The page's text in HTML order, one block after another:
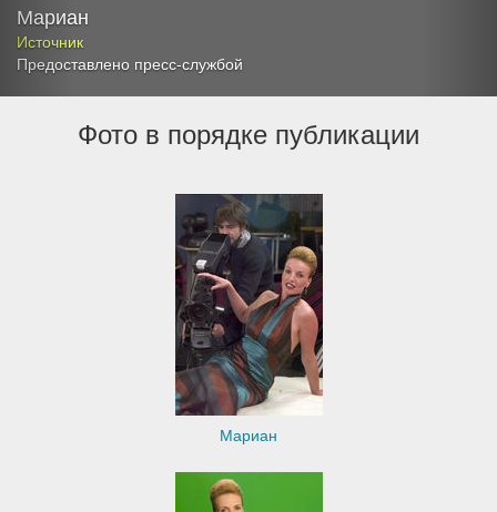
Мариан
Источник
Предоставлено пресс-службой
Фото в порядке публикации
Мариан